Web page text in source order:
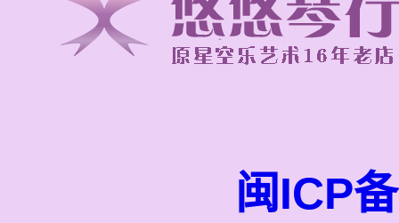
闽ICP